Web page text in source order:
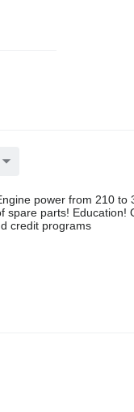
power from 210 to
parts! Education!
credit programs